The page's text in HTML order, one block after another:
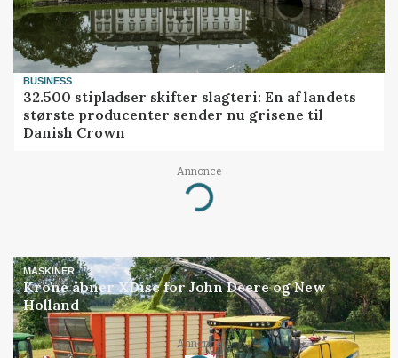
BUSINESS
32.500 stipladser skifter slagteri: En af landets
største producenter sender nu grisene til
Danish Crown
Annonce
Loading...
MASKINER
Krone åbner XDisc for John Deere og New
Holland
Annonce